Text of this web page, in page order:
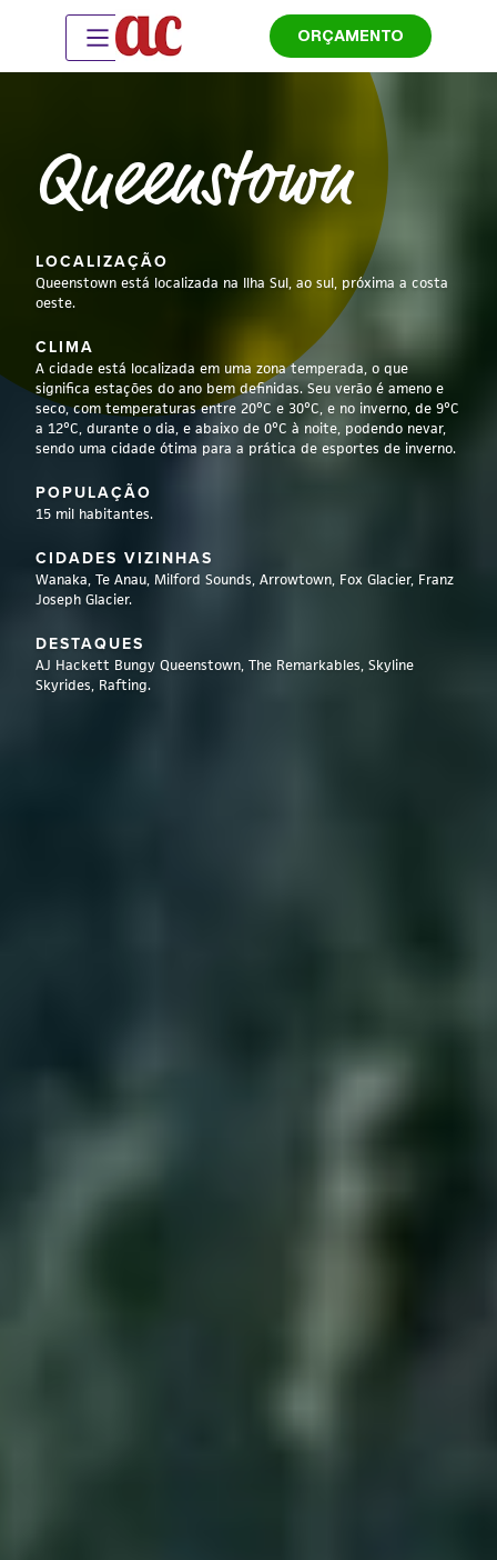
ORÇAMENTO
Queenstown
LOCALIZAÇÃO
Queenstown está localizada na Ilha Sul, ao sul, próxima a costa
oeste.
CLIMA
A cidade está localizada em uma zona temperada, o que
significa estações do ano bem definidas. Seu verão é ameno e
seco, com temperaturas entre 20°C e 30°C, e no inverno, de 9°C
a 12°C, durante o dia, e abaixo de 0°C à noite, podendo nevar,
sendo uma cidade ótima para a prática de esportes de inverno.
POPULAÇÃO
15 mil habitantes.
CIDADES VIZINHAS
Wanaka, Te Anau, Milford Sounds, Arrowtown, Fox Glacier, Franz
Joseph Glacier.
DESTAQUES
AJ Hackett Bungy Queenstown, The Remarkables, Skyline
Skyrides, Rafting.